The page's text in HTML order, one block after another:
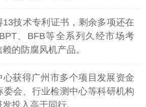
13技术专利证书，剩余多项还在
、BFB等全系列久经市场考
的防腐风机产品。
心获得广州市多个项目发展资金
委会、行业检测中心等科研机构